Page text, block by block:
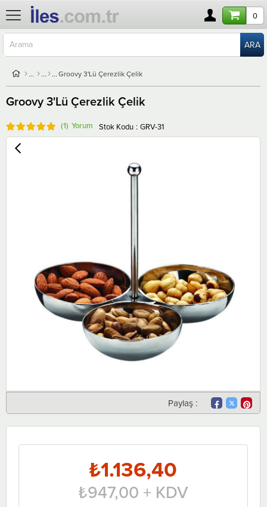
0
Groovy 3'Lü Çerezlik Çelik
Groovy 3'Lü Çerezlik Çelik
(1) Stok Kodu GRV-31
Paylaş :
₺1.136,40
₺947,00 + KDV